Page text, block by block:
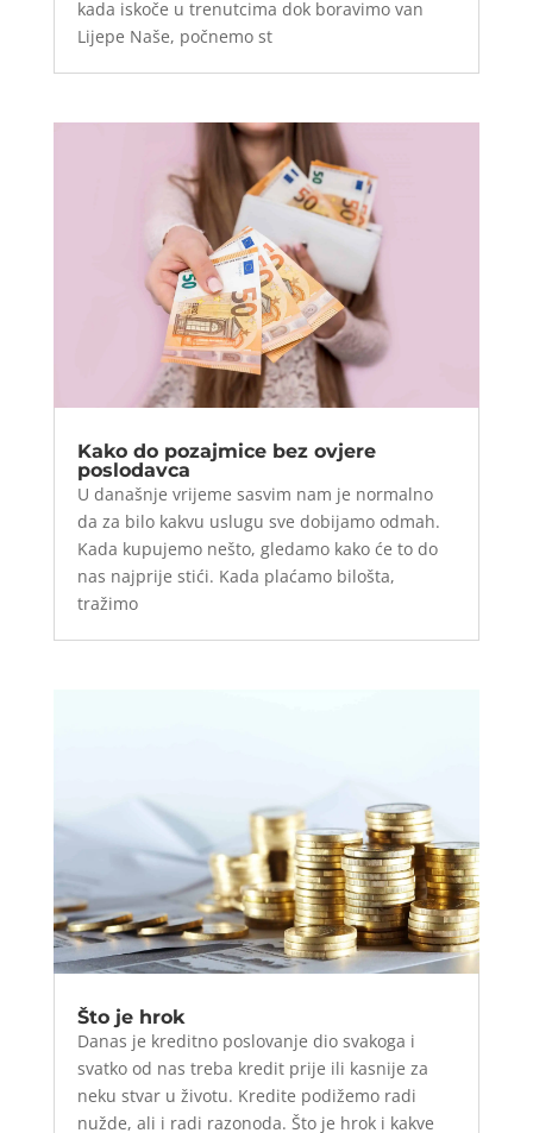
kada iskoče u trenutcima dok boravimo van
Lijepe Naše, počnemo st
Kako do pozajmice bez ovjere
poslodavca
U današnje vrijeme sasvim nam je normalno
da za bilo kakvu uslugu sve dobijamo odmah.
Kada kupujemo nešto, gledamo kako će to do
nas najprije stići. Kada plaćamo bilošta,
tražimo
Što je hrok
Danas je kreditno poslovanje dio svakoga i
svatko od nas treba kredit prije ili kasnije za
neku stvar u životu. Kredite podižemo radi
nužde, ali i radi razonoda. Što je hrok i kakve